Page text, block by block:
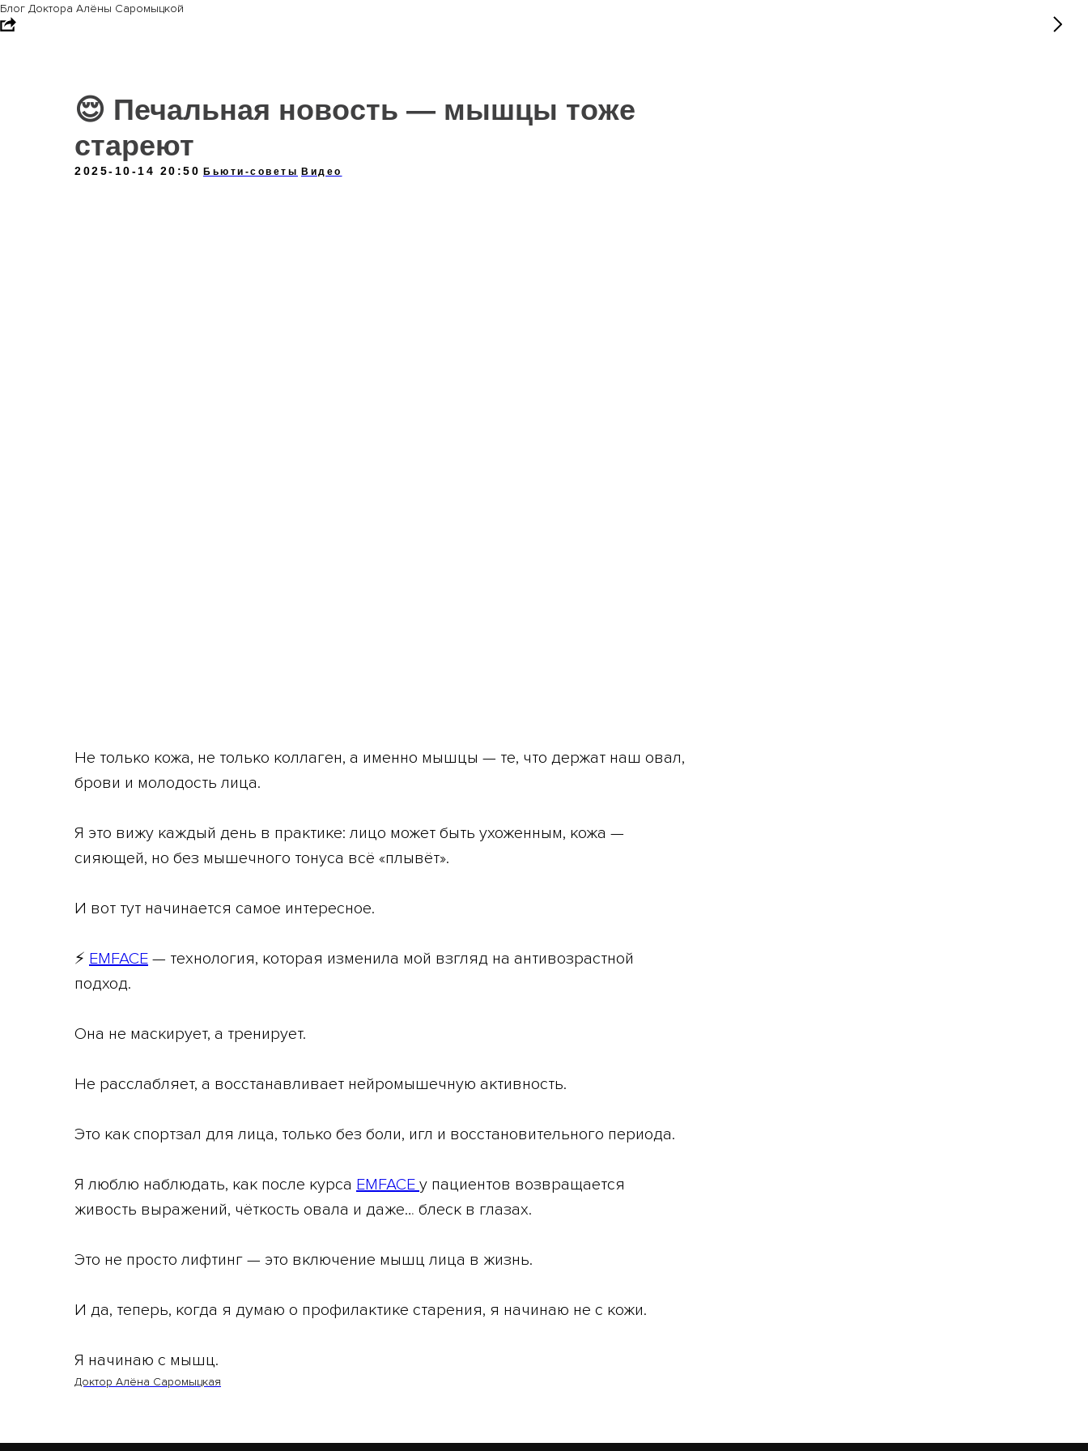
Блог Доктора Алёны Саромыцкой
😌 Печальная новость — мышцы тоже
стареют
2025-10-14 20:50 Бьюти-советы Видео
Не только кожа, не только коллаген, а именно мышцы — те, что держат наш овал,
брови и молодость лица.
Я это вижу каждый день в практике: лицо может быть ухоженным, кожа —
сияющей, но без мышечного тонуса всё «плывёт».
И вот тут начинается самое интересное.
⚡ EMFACE — технология, которая изменила мой взгляд на антивозрастной
подход.
Она не маскирует, а тренирует.
Не расслабляет, а восстанавливает нейромышечную активность.
Это как спортзал для лица, только без боли, игл и восстановительного периода.
Я люблю наблюдать, как после курса EMFACE у пациентов возвращается
живость выражений, чёткость овала и даже… блеск в глазах.
Это не просто лифтинг — это включение мышц лица в жизнь.
И да, теперь, когда я думаю о профилактике старения, я начинаю не с кожи.
Я начинаю с мышц.
Доктор Алёна Саромыцкая